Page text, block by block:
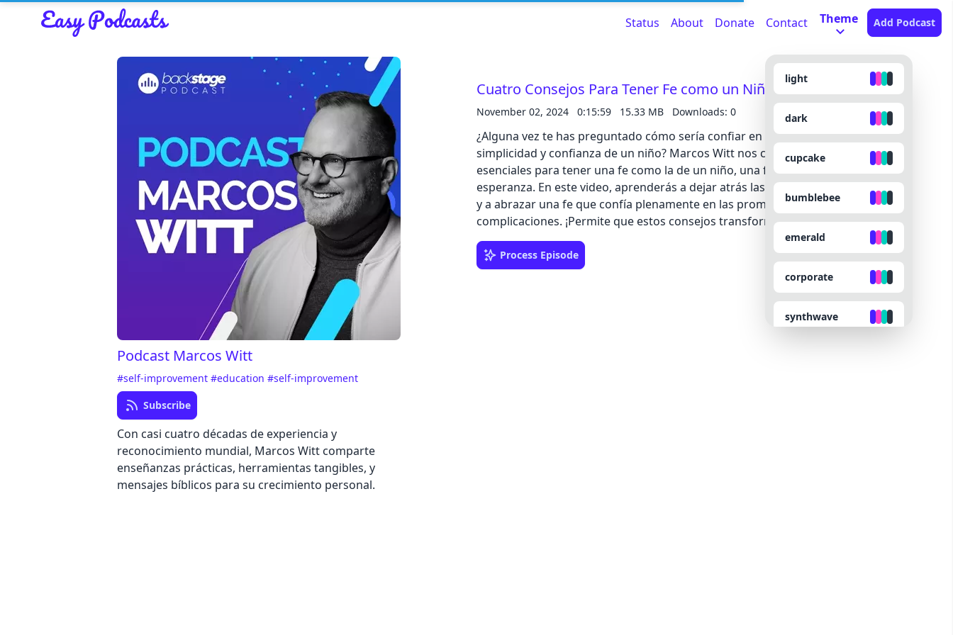
Read about our content policies here
Cancel Save
Status About Donate Contact Theme
light
dark
cupcake
bumblebee
emerald
corporate
synthwave
Add Podcast
Podcast Marcos Witt
#self-improvement#education#self-improvement
Subscribe
Con casi cuatro décadas de experiencia y
reconocimiento mundial, Marcos Witt comparte
enseñanzas prácticas, herramientas tangibles, y
mensajes bíblicos para su crecimiento personal.
Cancel
Cuatro Consejos Para Tener Fe como un Niño
November 02, 2024 0:15:59 15.33 MB Downloads: 0
¿Alguna vez te has preguntado cómo sería confiar en Dios con la misma
simplicidad y confianza de un niño? Marcos Witt nos comparte 4 consejos
esenciales para tener una fe como la de un niño, una fe pura, sincera y llena de
esperanza. En este video, aprenderás a dejar atrás las dudas y preocupaciones,
y a abrazar una fe que confía plenamente en las promesas de Dios, sin
complicaciones. ¡Permite que estos consejos transformen tu vida espiritual!
Process Episode